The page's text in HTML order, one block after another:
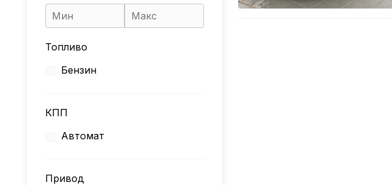
Топливо
Бензин
КПП
Автомат
Привод